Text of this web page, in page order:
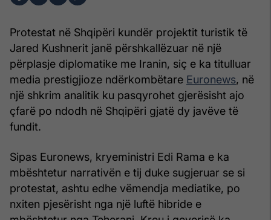
Protestat në Shqipëri kundër projektit turistik të
Jared Kushnerit janë përshkallëzuar në një
përplasje diplomatike me Iranin, siç e ka titulluar
media prestigjioze ndërkombëtare Euronews, në
një shkrim analitik ku pasqyrohet gjerësisht ajo
çfarë po ndodh në Shqipëri gjatë dy javëve të
fundit.
Sipas Euronews, kryeministri Edi Rama e ka
mbështetur narrativën e tij duke sugjeruar se si
protestat, ashtu edhe vëmendja mediatike, po
nxiten pjesërisht nga një luftë hibride e